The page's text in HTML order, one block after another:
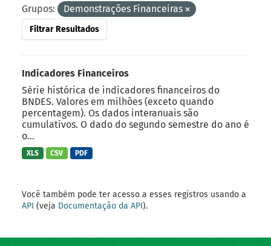
Grupos:
Demonstrações Financeiras
Filtrar Resultados
Indicadores Financeiros
Série histórica de indicadores financeiros do
BNDES. Valores em milhões (exceto quando
percentagem). Os dados interanuais são
cumulativos. O dado do segundo semestre do ano é
o...
XLS CSV PDF
Você também pode ter acesso a esses registros usando a
API (veja Documentação da API).